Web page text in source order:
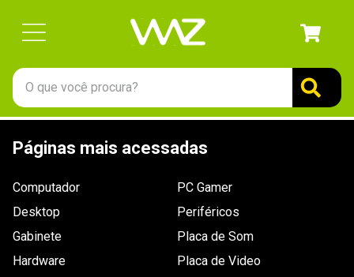
O que você procura?
Páginas mais acessadas
Computador
Desktop
Gabinete
Hardware
PC Gamer
Periféricos
Placa de Som
Placa de Video
1º
gabinete
teclado
ssd
openbox